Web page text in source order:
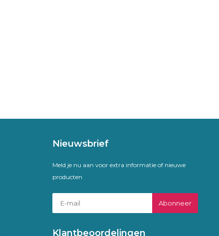
Nieuwsbrief
Meld je nu aan voor extra informatie of nieuwe
producten
Abonneer
Klantbeoordelingen